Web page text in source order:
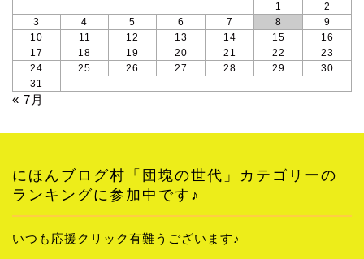
1
2
3
4 5 6 7 8
9
10
11 12 13 14 15
16
17
18 19 20 21 22
23
24
25 26 27 28 29
30
31
« 7月
にほんブログ村「団塊の世代」カテゴリーの
ランキングに参加中です♪
いつも応援クリック有難うございます♪